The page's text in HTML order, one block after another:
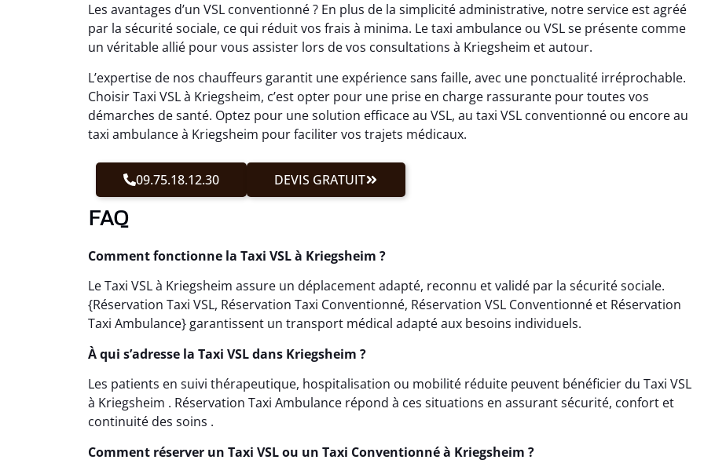
Les avantages d’un VSL conventionné ? En plus de la simplicité administrative, notre service est agréé
par la sécurité sociale, ce qui réduit vos frais à minima. Le taxi ambulance ou VSL se présente comme
un véritable allié pour vous assister lors de vos consultations à Kriegsheim et autour.
L’expertise de nos chauffeurs garantit une expérience sans faille, avec une ponctualité irréprochable.
Choisir Taxi VSL à Kriegsheim, c’est opter pour une prise en charge rassurante pour toutes vos
démarches de santé. Optez pour une solution efficace au VSL, au taxi VSL conventionné ou encore au
taxi ambulance à Kriegsheim pour faciliter vos trajets médicaux.
09.75.18.12.30 DEVIS GRATUIT
FAQ
Comment fonctionne la Taxi VSL à Kriegsheim ?
Le Taxi VSL à Kriegsheim assure un déplacement adapté, reconnu et validé par la sécurité sociale.
{Réservation Taxi VSL, Réservation Taxi Conventionné, Réservation VSL Conventionné et Réservation
Taxi Ambulance} garantissent un transport médical adapté aux besoins individuels.
À qui s’adresse la Taxi VSL dans Kriegsheim ?
Les patients en suivi thérapeutique, hospitalisation ou mobilité réduite peuvent bénéficier du Taxi VSL
à Kriegsheim . Réservation Taxi Ambulance répond à ces situations en assurant sécurité, confort et
continuité des soins .
Comment réserver un Taxi VSL ou un Taxi Conventionné à Kriegsheim ?